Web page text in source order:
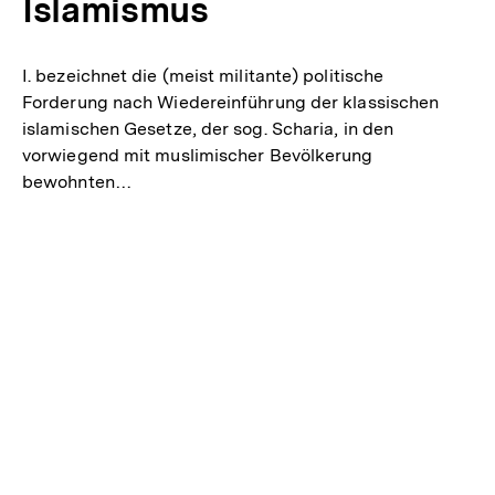
a
t
:
Islamismus
I. bezeichnet die (meist militante) politische
Forderung nach Wiedereinführung der klassischen
islamischen Gesetze, der sog. Scharia, in den
vorwiegend mit muslimischer Bevölkerung
bewohnten…